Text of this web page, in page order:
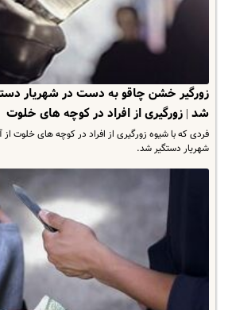
زورگیر خشن چاقو به دست در شهریار
شد | زورگیری از افراد در کوچه های خلوت
فردی که با شیوه زورگیری از افراد در کوچه های خلوت
شهریار دستگیر شد.